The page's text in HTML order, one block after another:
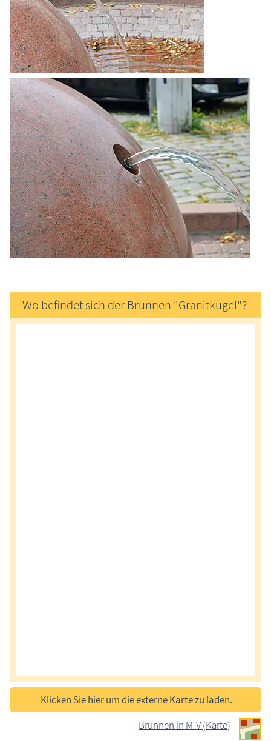
Wo befindet sich der Brunnen "Granitkugel"?
Klicken Sie hier um die externe Karte zu laden.
Brunnen in M-V (Karte)